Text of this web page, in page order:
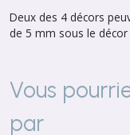
Deux des 4 décors
de 5 mm sous le
Vous
par